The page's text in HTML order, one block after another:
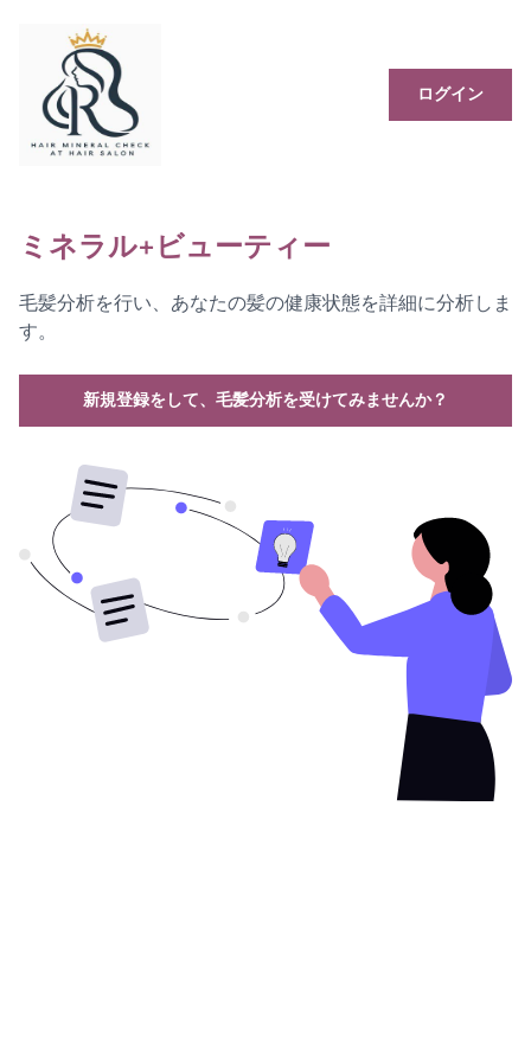
ログイン
ミネラル+ビューティー
毛髪分析を行い、あなたの髪の健康状態を詳細に分析しま
す。
新規登録をして、毛髪分析を受けてみませんか？